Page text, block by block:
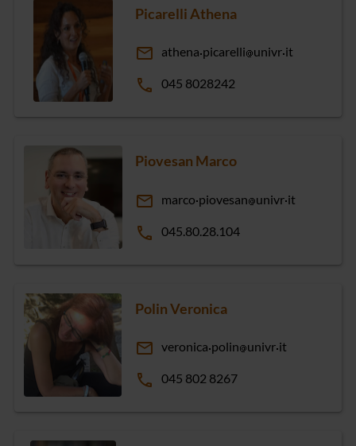
Picarelli Athena
email athena picarelli univr it
phone 045 8028242
Piovesan Marco
email marco piovesan univr it
phone 045.80.28.104
Polin Veronica
email veronica polin univr it
phone 045 802 8267